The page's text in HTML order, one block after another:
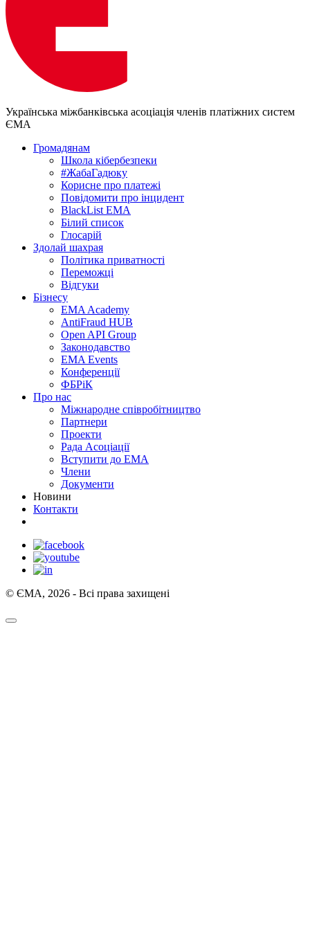
Українська міжбанківська асоціація членів платіжних систем
ЄМА
Громадянам
Школа кібербезпеки
#ЖабаГадюку
Корисне про платежі
Повідомити про інцидент
BlackList EMA
Білий список
Глосарій
Здолай шахрая
Політика приватності
Переможцi
Відгуки
Бізнесу
EMA Academy
AntiFraud HUB
Open API Group
Законодавство
EMA Events
Конференції
ФБРіК
Про нас
Міжнародне співробітництво
Партнери
Проекти
Рада Асоціації
Вступити до ЕМА
Члени
Документи
Новини
Контакти
© ЄМА, 2026 - Всі права захищені